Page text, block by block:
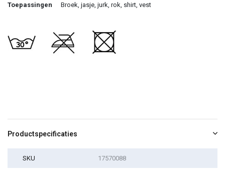
Toepassingen
Broek, jasje, jurk, rok, shirt, vest
Productspecificaties
SKU 17570088